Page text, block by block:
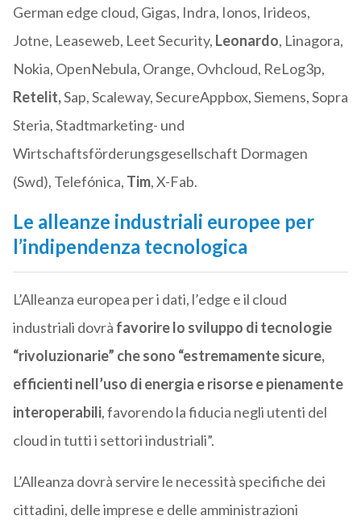
German edge cloud, Gigas, Indra, Ionos, Irideos,
Jotne, Leaseweb, Leet Security, Leonardo, Linagora,
Nokia, OpenNebula, Orange, Ovhcloud, ReLog3p,
Retelit,Sap, Scaleway, SecureAppbox, Siemens, Sopra
Steria, Stadtmarketing- und
Wirtschaftsförderungsgesellschaft Dormagen
(Swd), Telefónica, Tim, X-Fab.
Le alleanze industriali europee per
l’indipendenza tecnologica
L’Alleanza europea per i dati, l’edge e il cloud
industriali dovrà favorire lo sviluppo di tecnologie
“rivoluzionarie” che sono “estremamente sicure,
efficienti nell’uso di energia e risorse e pienamente
interoperabili, favorendo la fiducia negli utenti del
cloud in tutti i settori industriali”.
L’Alleanza dovrà servire le necessità specifiche dei
cittadini, delle imprese e delle amministrazioni